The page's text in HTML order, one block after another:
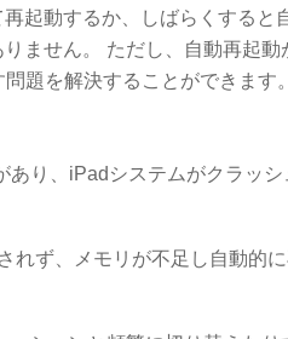
起動するか、しばらくすると
ません。 ただし、自動再起動
題を解決することができます。
り、iPadシステムがクラッシ
れず、メモリが不足し自動的